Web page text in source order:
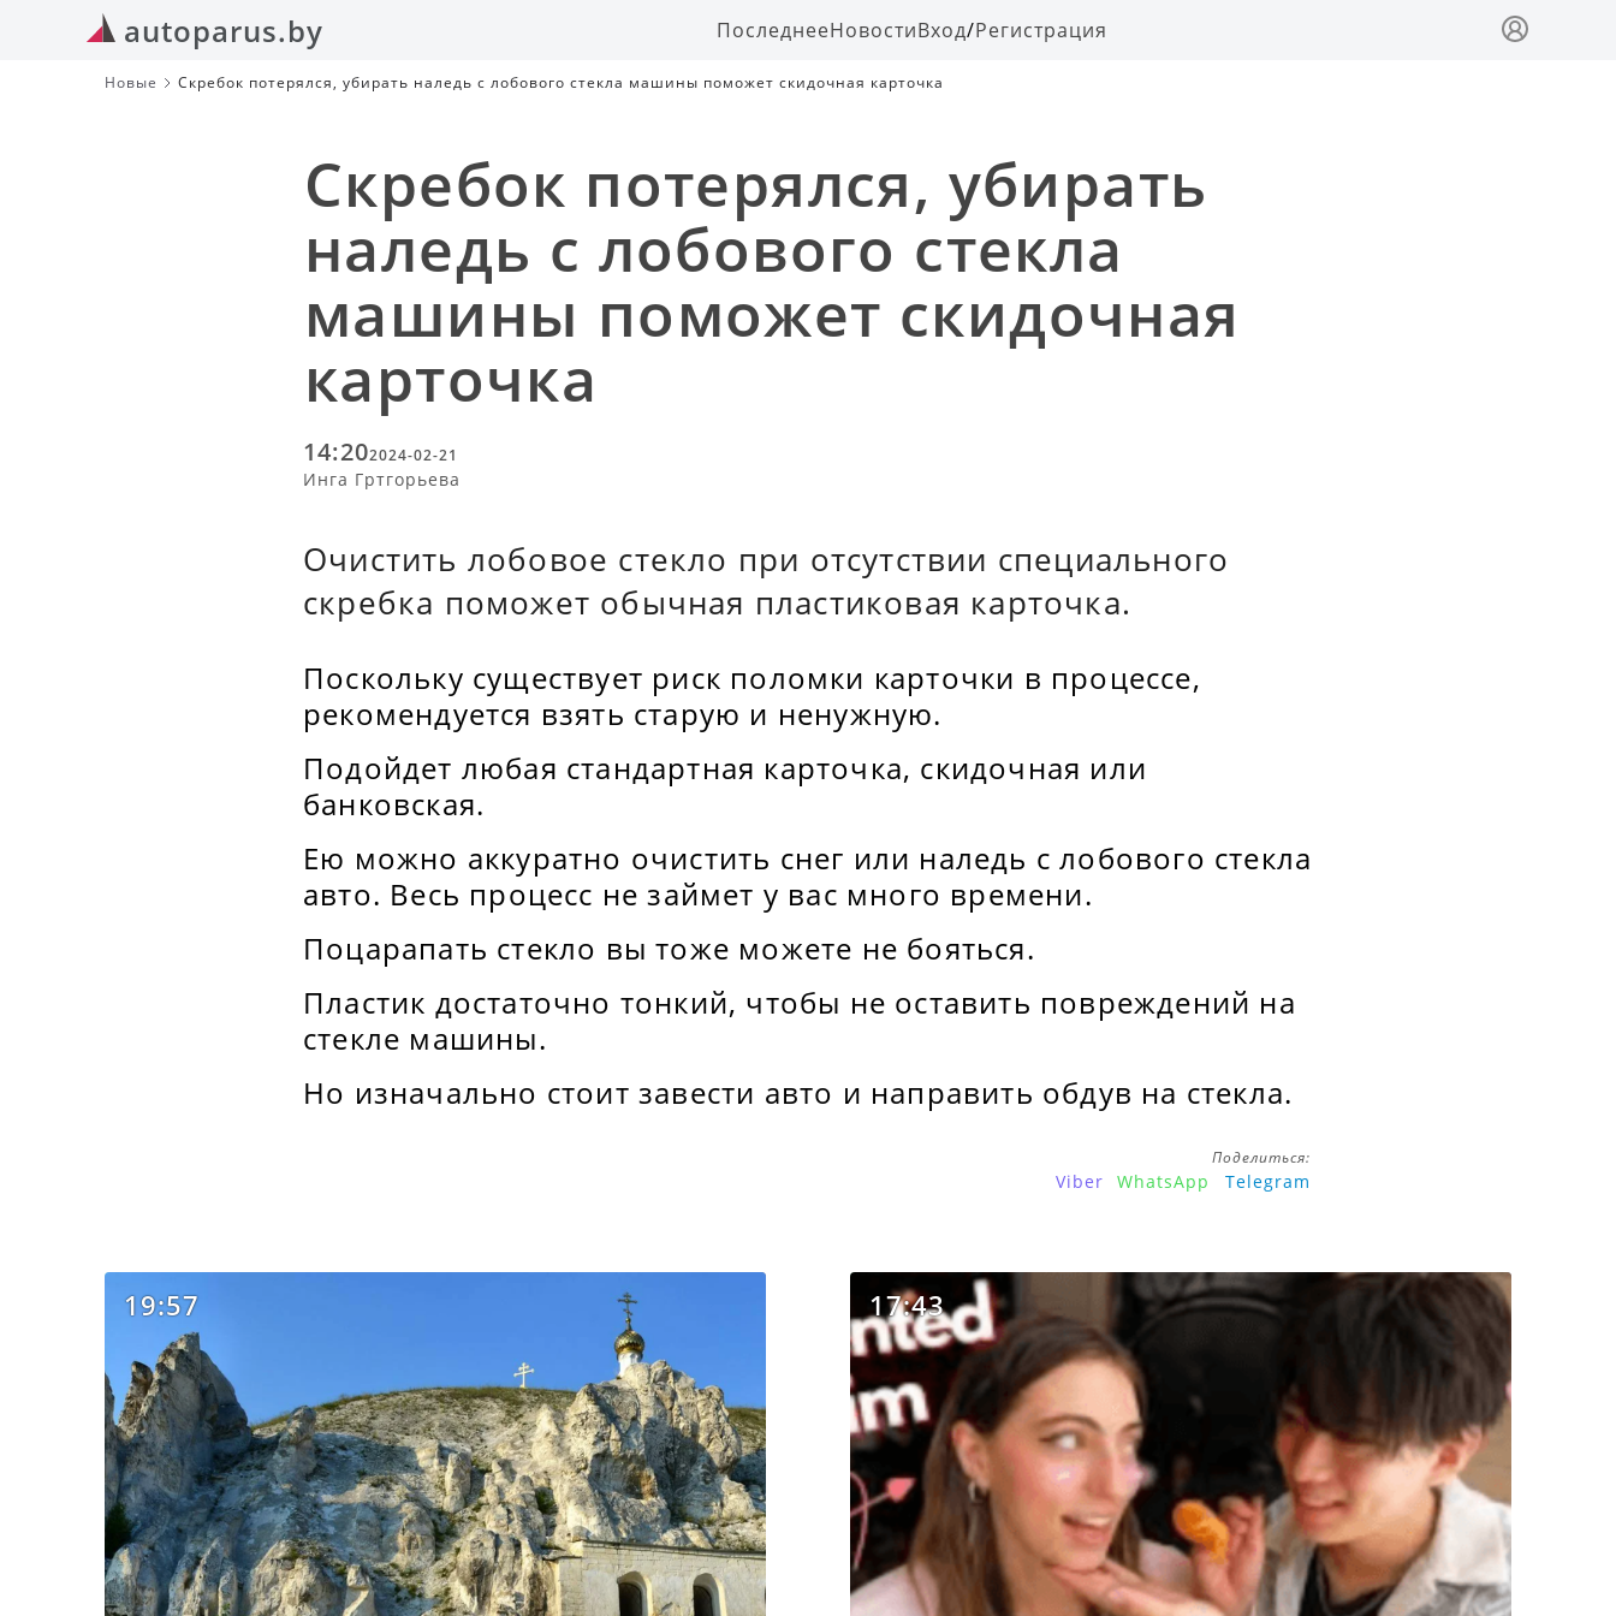
autoparus.by ПоследнееНовостиВход/Регистрация
Новые Скребок потерялся, убирать наледь с лобового стекла машины поможет скидочная карточка
Скребок потерялся, убирать
наледь с лобового стекла
машины поможет скидочная
карточка
14:202024-02-21
Инга Гртгорьева
Очистить лобовое стекло при отсутствии специального
скребка поможет обычная пластиковая карточка.
Поскольку существует риск поломки карточки в процессе,
рекомендуется взять старую и ненужную.
Подойдет любая стандартная карточка, скидочная или
банковская.
Ею можно аккуратно очистить снег или наледь с лобового стекла
авто. Весь процесс не займет у вас много времени.
Поцарапать стекло вы тоже можете не бояться.
Пластик достаточно тонкий, чтобы не оставить повреждений на
стекле машины.
Но изначально стоит завести авто и направить обдув на стекла.
Поделиться:
Viber WhatsApp Telegram
19:57 17:43